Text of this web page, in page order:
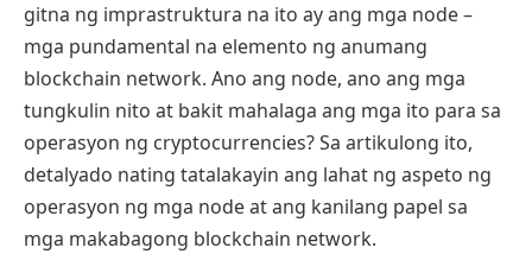
gitna ng imprastruktura na ito ay ang mga node –
mga pundamental na elemento ng anumang
blockchain network. Ano ang node, ano ang mga
tungkulin nito at bakit mahalaga ang mga ito para sa
operasyon ng cryptocurrencies? Sa artikulong ito,
detalyado nating tatalakayin ang lahat ng aspeto ng
operasyon ng mga node at ang kanilang papel sa
mga makabagong blockchain network.